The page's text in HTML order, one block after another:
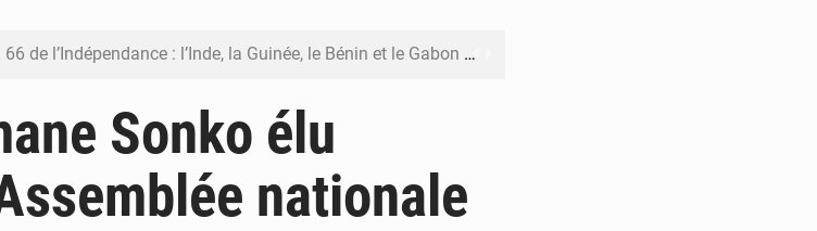
de l’Indépendance : l’Inde, la Guinée, le Bénin et le Gabon donnent une dimension internationale au défilé de Yopougon
2026 : Alassane Ouattara annonce une réforme électorale et gracie 2 064 détenus
66 de l’Indépendance : l’intégralité du message à la Nation du président Alassane Ouattara
Sonko élu
nationale